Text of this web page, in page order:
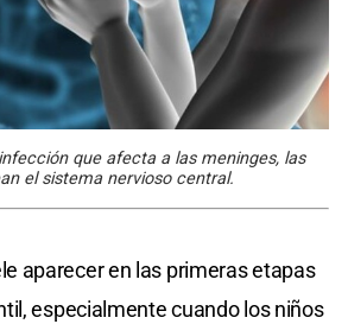
que afecta a las meninges, las
el sistema nervioso central.
aparecer en las primeras etapas
especialmente cuando los niños